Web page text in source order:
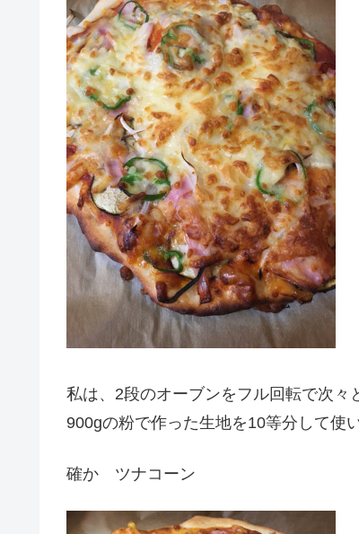
私は、2段のオーブンをフル回転で次々
900gの粉で作った生地を10等分して使
確か ツナコーン